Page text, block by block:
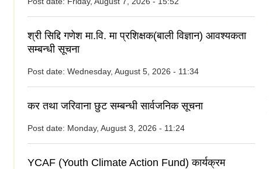
श्री सिद्दि गणेश मा.वि. मा प्रशिक्षक(बाली विज्ञान) आवश्यकता
सम्बन्धी सूचना
Post date: Wednesday, August 5, 2026 - 11:34
कर तथा जरिवाना छुट सम्बन्धी सार्वजनिक सूचना
Post date: Monday, August 3, 2026 - 11:24
YCAF (Youth Climate Action Fund) कार्यक्रम